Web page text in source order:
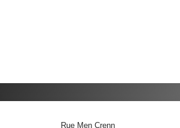
Rue Men Crenn